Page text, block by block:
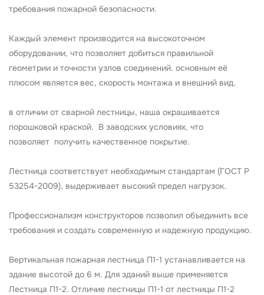
требования пожарной безопасности.
Каждый элемент производится на высокоточном
оборудовании, что позволяет добиться правильной
геометрии и точности узлов соединений. основным её
плюсом является вес, скорость монтажа и внешний вид.
в отличии от сварной лестницы, наша окрашивается
порошковой краской. В заводских условиях, что
позволяет получить качественное покрытие.
Лестница соответствует необходимым стандартам (ГОСТ Р
53254-2009), выдерживает высокий предел нагрузок.
Профессионализм конструкторов позволил объединить все
требования и создать современную и надежную продукцию.
Вертикальная пожарная лестница П1-1 устанавливается на
здание высотой до 6 м. Для зданий выше применяется
Лестница П1-2. Отличие лестницы П1-1 от лестницы П1-2